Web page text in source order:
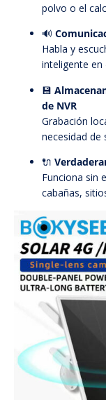
polvo o el
🔊
Habla y
inteligente
💾
de NVR
Grabación
necesidad de
🔌
Funciona sin
cabañas,